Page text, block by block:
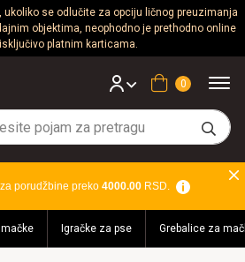
ukoliko se odlučite za opciju ličnog preuzimanja
objektima, neophodno je prethodno online
platnim karticama.
Korpa
porudžbine preko 4000.00RSD.
Igračke za pse Grebalice za